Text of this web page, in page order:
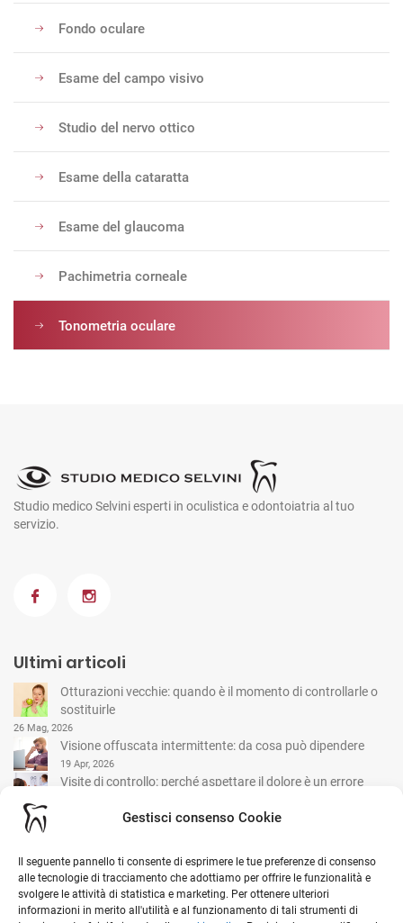
Gestisci consenso Cookie
Il seguente pannello ti consente di esprimere le tue preferenze di consenso
alle tecnologie di tracciamento che adottiamo per offrire le funzionalità e
svolgere le attività di statistica e marketing. Per ottenere ulteriori
informazioni in merito all'utilità e al funzionamento di tali strumenti di
Fondo oculare
Esame del campo visivo
Studio del nervo ottico
Esame della cataratta
Esame del glaucoma
Pachimetria corneale
Tonometria oculare
Studio medico Selvini esperti in oculistica e odontoiatria al tuo
servizio.
Ultimi articoli
Otturazioni vecchie: quando è il momento di controllarle o
sostituirle
26 Mag, 2026
Visione offuscata intermittente: da cosa può dipendere
19 Apr, 2026
Visite di controllo: perché aspettare il dolore è un errore
15 Mar, 2026
I nostri contatti